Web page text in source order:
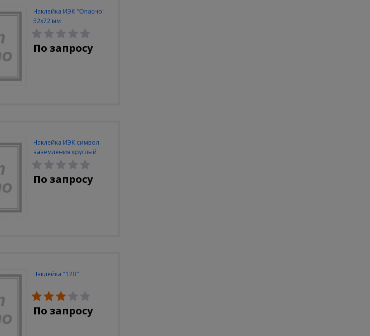
Наклейка ИЭК "Опасно"
52х72 мм
По запросу
Наклейка ИЭК символ
заземления круглый
По запросу
Наклейка "12В"
По запросу